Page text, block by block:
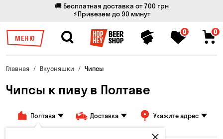
🚚 Бесплатная доставка от 700 грн
⚡Привезем до 90 минут
МЕНЮ
0 0
Главная Вкусняшки Чипсы
Чипсы к пиву в Полтаве
Полтава Доставка Укажите адрес